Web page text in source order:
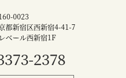
0023
都新宿区西新宿4-41-7
ベール西新宿1F
2378